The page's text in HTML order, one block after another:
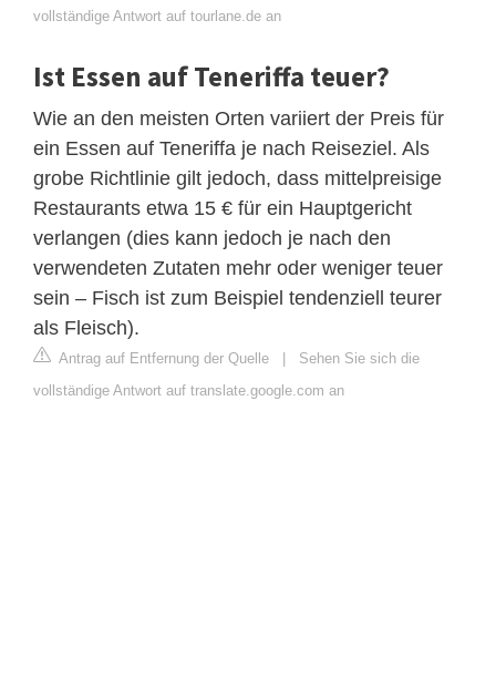
vollständige Antwort auf tourlane.de an
Ist Essen auf Teneriffa teuer?
Wie an den meisten Orten variiert der Preis für
ein Essen auf Teneriffa je nach Reiseziel. Als
grobe Richtlinie gilt jedoch, dass mittelpreisige
Restaurants etwa 15 € für ein Hauptgericht
verlangen (dies kann jedoch je nach den
verwendeten Zutaten mehr oder weniger teuer
sein – Fisch ist zum Beispiel tendenziell teurer
als Fleisch).
Antrag auf Entfernung der Quelle
Sehen Sie sich die
vollständige Antwort auf translate.google.com an